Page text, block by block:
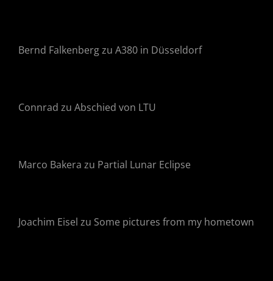
Bernd Falkenbergzu A380 in Düsseldorf
Connrad zu Abschied von LTU
Marco Bakera zu Partial Lunar Eclipse
Joachim Eisel zu Some pictures from my hometown